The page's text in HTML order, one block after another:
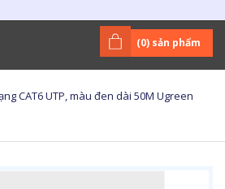
(0) sản phẩm
CAT6 UTP, màu đen dài 50M Ugreen